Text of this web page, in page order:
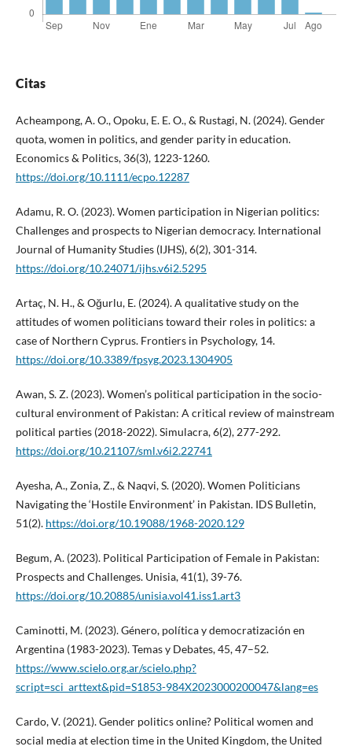
Citas
Acheampong, A. O., Opoku, E. E. O., & Rustagi, N. (2024). Gender
quota, women in politics, and gender parity in education.
Economics & Politics, 36(3), 1223-1260.
https://doi.org/10.1111/ecpo.12287
Adamu, R. O. (2023). Women participation in Nigerian politics:
Challenges and prospects to Nigerian democracy. International
Journal of Humanity Studies (IJHS), 6(2), 301-314.
https://doi.org/10.24071/ijhs.v6i2.5295
Artaç, N. H., & Oğurlu, E. (2024). A qualitative study on the
attitudes of women politicians toward their roles in politics: a
case of Northern Cyprus. Frontiers in Psychology, 14.
https://doi.org/10.3389/fpsyg.2023.1304905
Awan, S. Z. (2023). Women’s political participation in the socio-
cultural environment of Pakistan: A critical review of mainstream
political parties (2018-2022). Simulacra, 6(2), 277-292.
https://doi.org/10.21107/sml.v6i2.22741
Ayesha, A., Zonia, Z., & Naqvi, S. (2020). Women Politicians
Navigating the ‘Hostile Environment’ in Pakistan. IDS Bulletin,
51(2). https://doi.org/10.19088/1968-2020.129
Begum, A. (2023). Political Participation of Female in Pakistan:
Prospects and Challenges. Unisia, 41(1), 39-76.
https://doi.org/10.20885/unisia.vol41.iss1.art3
Caminotti, M. (2023). Género, política y democratización en
Argentina (1983-2023). Temas y Debates, 45, 47–52.
https://www.scielo.org.ar/scielo.php?
script=sci_arttext&pid=S1853-984X2023000200047&lang=es
Cardo, V. (2021). Gender politics online? Political women and
social media at election time in the United Kingdom, the United